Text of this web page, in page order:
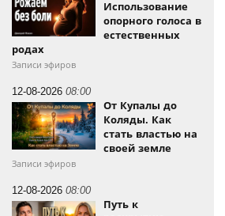
Использование
опорного голоса в
естественных
родах
Записи эфиров
12-08-2026 08:00
От Купалы до
Коляды. Как
стать властью на
своей земле
Записи эфиров
12-08-2026 08:00
Путь к